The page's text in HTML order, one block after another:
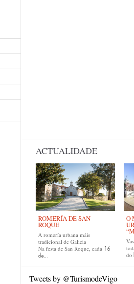
ACTUALIDADE
ROMERÍA DE SAN
ROQUE
A romería urbana máis
tradicional de Galicia
Na festa de San Roque, cada 16
de...
O
do
Tweets by @TurismodeVigo